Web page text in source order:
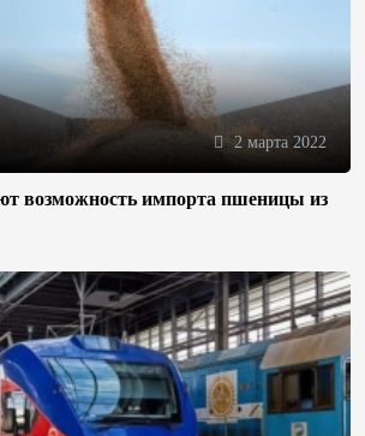
2 марта 2022
возможность импорта пшеницы из